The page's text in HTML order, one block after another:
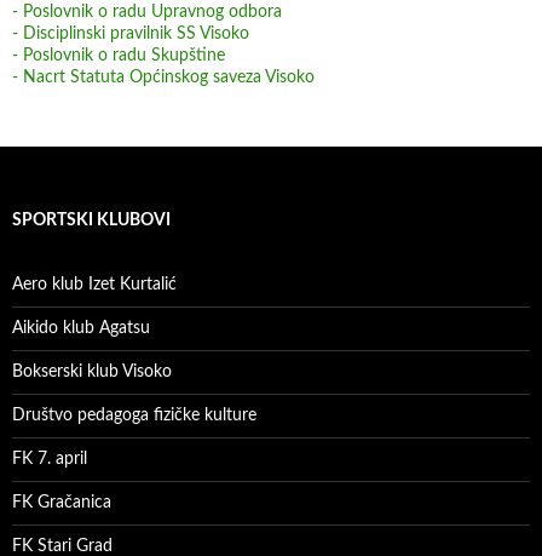
- Poslovnik o radu Upravnog odbora
- Disciplinski pravilnik SS Visoko
- Poslovnik o radu Skupštine
- Nacrt Statuta Općinskog saveza Visoko
SPORTSKI KLUBOVI
Aero klub Izet Kurtalić
Aikido klub Agatsu
Bokserski klub Visoko
Društvo pedagoga fizičke kulture
FK 7. april
FK Gračanica
FK Stari Grad